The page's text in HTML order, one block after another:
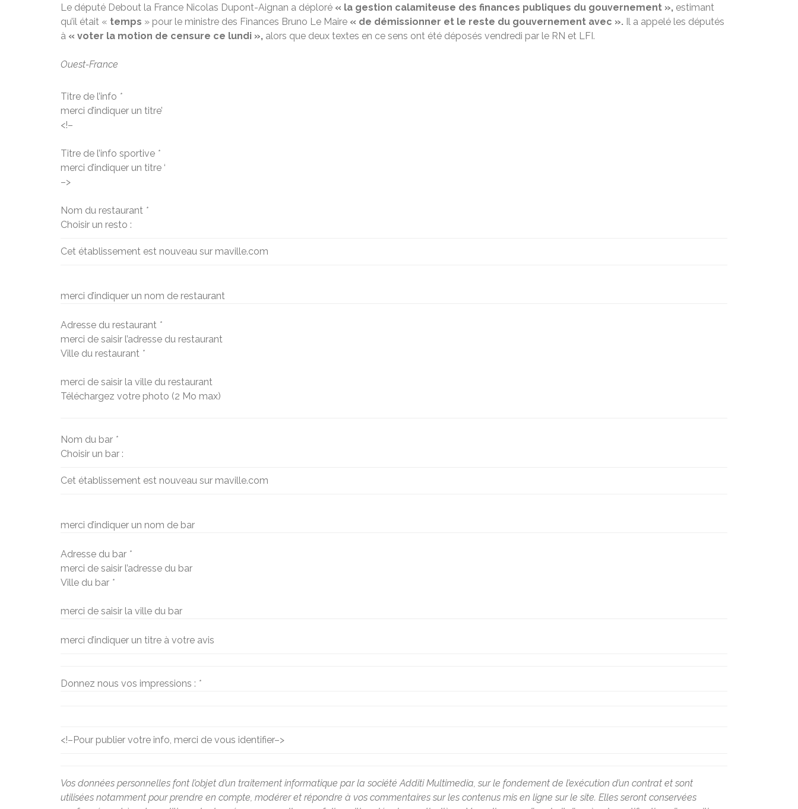
Le député Debout la France Nicolas Dupont-Aignan a déploré « la gestion calamiteuse des finances publiques du gouvernement », estimant
qu’il était « temps » pour le ministre des Finances Bruno Le Maire « de démissionner et le reste du gouvernement avec ». Il a appelé les députés
à « voter la motion de censure ce lundi », alors que deux textes en ce sens ont été déposés vendredi par le RN et LFI.
Ouest-France
Titre de l’info *
merci d’indiquer un titre’
<!–
Titre de l’info sportive *
merci d’indiquer un titre ‘
–>
Nom du restaurant *
Choisir un resto :
Cet établissement est nouveau sur maville.com
merci d’indiquer un nom de restaurant
Adresse du restaurant *
merci de saisir l’adresse du restaurant
Ville du restaurant *
merci de saisir la ville du restaurant
Téléchargez votre photo (2 Mo max)
Nom du bar *
Choisir un bar :
Cet établissement est nouveau sur maville.com
merci d’indiquer un nom de bar
Adresse du bar *
merci de saisir l’adresse du bar
Ville du bar *
merci de saisir la ville du bar
merci d’indiquer un titre à votre avis
Donnez nous vos impressions : *
<!–Pour publier votre info, merci de vous identifier–>
Vos données personnelles font l’objet d’un traitement informatique par la société Additi Multimedia, sur le fondement de l’exécution d’un contrat et sont
utilisées notamment pour prendre en compte, modérer et répondre à vos commentaires sur les contenus mis en ligne sur le site. Elles seront conservées